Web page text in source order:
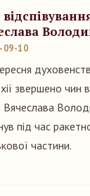
09-10
звершено чин
Вячеслава
під час
частини.